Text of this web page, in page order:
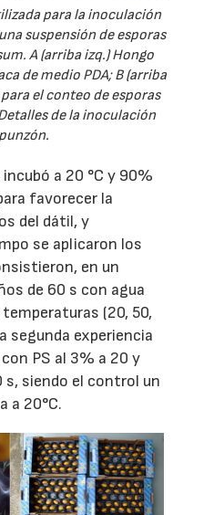
para la inoculación
suspensión de esporas
A (arriba izq.) Hongo
de medio PDA; B (arriba
el conteo de esporas
de la inoculación
a 20 °C y 90%
favorecer la
del dátil, y
se aplicaron los
en un
de 60 s con agua
(20, 50,
segunda experiencia
PS al 3% a 20 y
s, siendo el control un
a 20°C.